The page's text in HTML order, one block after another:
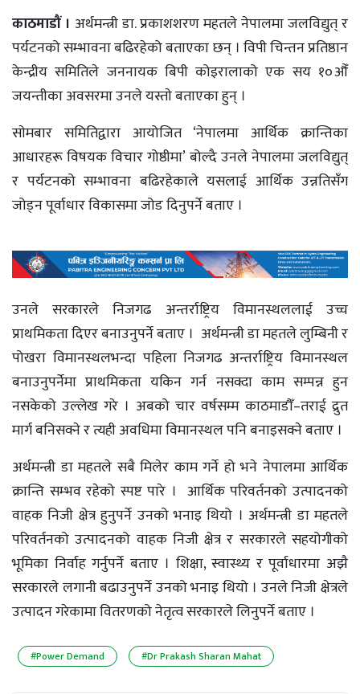
काठमाडौं । अर्थमन्त्री डा. प्रकाशशरण महतले नेपालमा जलविद्युत् र
पर्यटनको सम्भावना बढिरहेको बताएका छन् । विपी चिन्तन प्रतिष्ठान
केन्द्रीय समितिले जननायक बिपी कोइरालाको एक सय १०औँ
जयन्तीका अवसरमा उनले यस्ताे बताएका हुन् ।
साेमबार समितिद्वारा आयोजित ‘नेपालमा आर्थिक क्रान्तिका
आधारहरू विषयक विचार गोष्ठीमा’ बोल्दै उनले नेपालमा जलविद्युत्
र पर्यटनको सम्भावना बढिरहेकाले यसलाई आर्थिक उन्नतिसँग
जोड्न पूर्वाधार विकासमा जोड दिनुपर्ने बताए ।
उनले सरकारले निजगढ अन्तर्राष्ट्रिय विमानस्थललाई उच्च
प्राथमिकता दिएर बनाउनुपर्ने बताए । अर्थमन्त्री डा महतले लुम्बिनी र
पोखरा विमानस्थलभन्दा पहिला निजगढ अन्तर्राष्ट्रिय विमानस्थल
बनाउनुपर्नेमा प्राथमिकता यकिन गर्न नसक्दा काम सम्पन्न हुन
नसकेको उल्लेख गरे । अबको चार वर्षसम्म काठमाडौँ–तराई द्रुत
मार्ग बनिसक्ने र त्यही अवधिमा विमानस्थल पनि बनाइसक्ने बताए ।
अर्थमन्त्री डा महतले सबै मिलेर काम गर्ने हो भने नेपालमा आर्थिक
क्रान्ति सम्भव रहेको स्पष्ट पारे । आर्थिक परिवर्तनको उत्पादनको
वाहक निजी क्षेत्र हुनुपर्ने उनको भनाइ थियो । अर्थमन्त्री डा महतले
परिवर्तनको उत्पादनको वाहक निजी क्षेत्र र सरकारले सहयोगीको
भूमिका निर्वाह गर्नुपर्ने बताए । शिक्षा, स्वास्थ्य र पूर्वाधारमा अझै
सरकारले लगानी बढाउनुपर्ने उनको भनाइ थियो । उनले निजी क्षेत्रले
उत्पादन गरेकामा वितरणको नेतृत्व सरकारले लिनुपर्ने बताए ।
#Power Demand #Dr Prakash Sharan Mahat